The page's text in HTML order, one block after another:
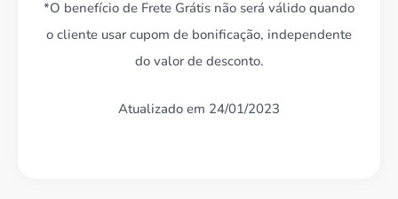
*O benefício de Frete Grátis não será válido quando
o cliente usar cupom de bonificação, independente
do valor de desconto.
Atualizado em 24/01/2023